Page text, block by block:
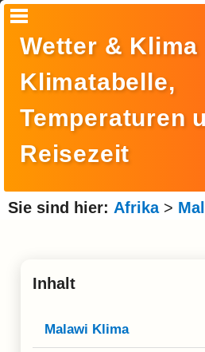
Amerika
Asien
Afrika
Reisemonat
Wetter & Klima
Klimatabelle,
Temperaturen
Reisezeit
Sie sind hier: Afrika>
Inhalt
Malawi Klima